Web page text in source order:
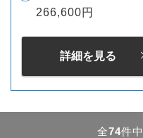
266,600円
詳細を見る
全74件中